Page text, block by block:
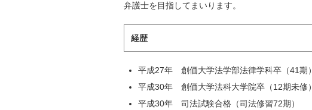
弁護士を目指してまいります。
経歴
平成27年 創価大学法学部法律学科卒（41期）
平成30年 創価大学法科大学院卒（12期未修）
平成30年 司法試験合格（司法修習72期）